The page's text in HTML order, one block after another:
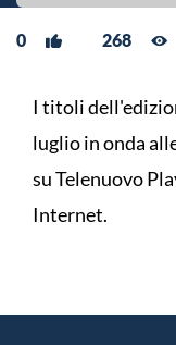
0 268
I titoli
luglio in onda
su Telenuovo
Internet.